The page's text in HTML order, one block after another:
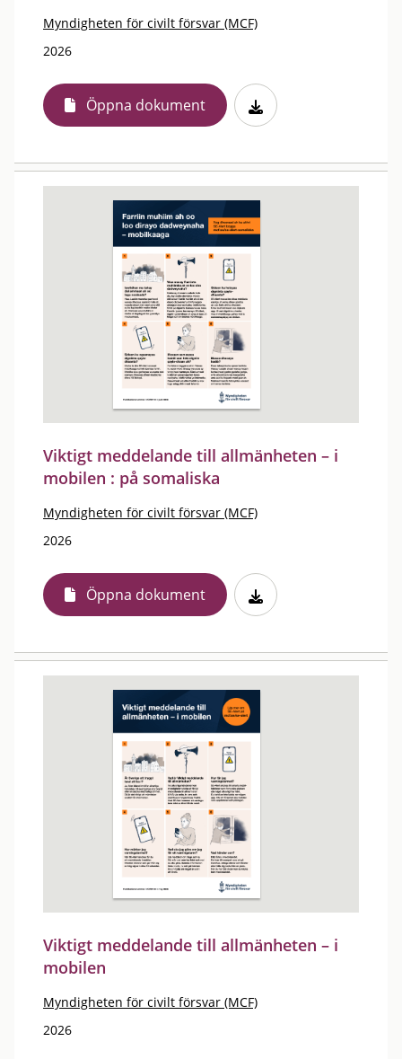
Myndigheten för civilt försvar (MCF)
2026
Öppna dokument
Viktigt meddelande till allmänheten – i
mobilen : på somaliska
Myndigheten för civilt försvar (MCF)
2026
Öppna dokument
Viktigt meddelande till allmänheten – i
mobilen
Myndigheten för civilt försvar (MCF)
2026